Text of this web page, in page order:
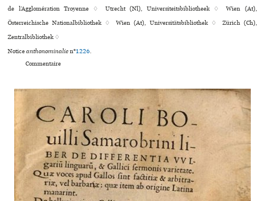
de l’Agglomération Troyenne ♢ Utrecht (Nl), Universiteitsbibliotheek ♢ Wien (At),
Österreichische Nationalbibliothek ♢ Wien (At), Universitätsbibliothek ♢ Zürich (Ch),
Zentralbibliothek ♢
Noticeanthonominalien°1226.
Commentaire